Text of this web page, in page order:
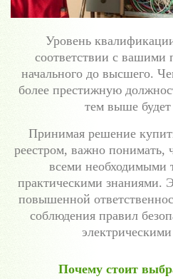
Уровень
соответствии с
начального до высшего.
более престижную
тем выше
Принимая решение
реестром, важно понимать,
всеми необходимыми
практическими знаниями.
повышенной
соблюдения правил
Почему стоит